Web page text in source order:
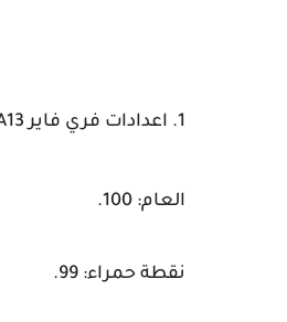
1. اعدادات فري فاير Samsung A13
العام: 100.
نقطة حمراء: 99.